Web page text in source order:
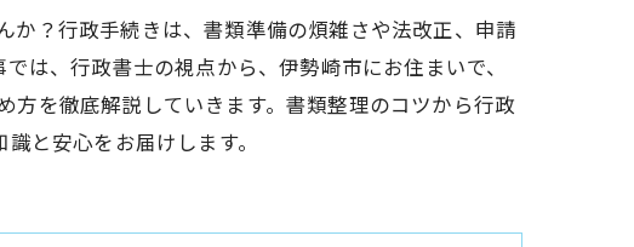
か？行政手続きは、書類準備の煩雑さや法改正、申請
は、行政書士の視点から、伊勢崎市にお住まいで、
方を徹底解説していきます。書類整理のコツから行政
と安心をお届けします。